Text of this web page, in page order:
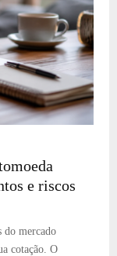
e riscos
do mercado
cotação. O